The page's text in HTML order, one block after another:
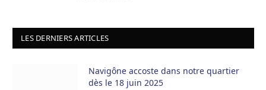
24,90 €.
LES DERNIERS ARTICLES
Navigône accoste dans notre quartier
dès le 18 juin 2025